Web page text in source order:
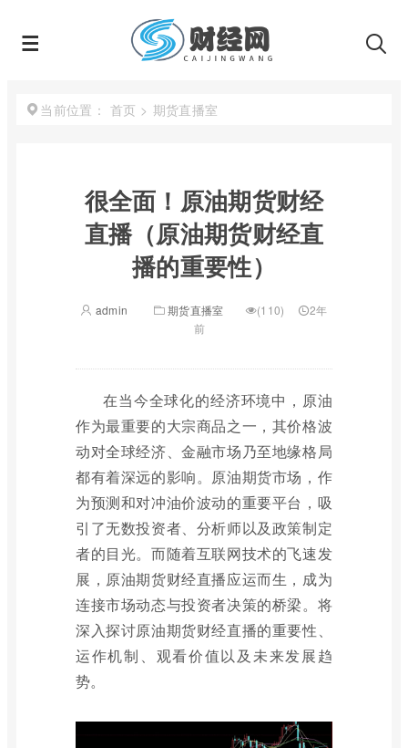
当前位置： 首页 > 期货直播室
很全面！原油期货财经
直播（原油期货财经直
播的重要性）
admin 期货直播室 (110)
2年
前
在当今全球化的经济环境中，原油
作为最重要的大宗商品之一，其价格波
动对全球经济、金融市场乃至地缘格局
都有着深远的影响。原油期货市场，作
为预测和对冲油价波动的重要平台，吸
引了无数投资者、分析师以及政策制定
者的目光。而随着互联网技术的飞速发
展，原油期货财经直播应运而生，成为
连接市场动态与投资者决策的桥梁。将
深入探讨原油期货财经直播的重要性、
运作机制、观看价值以及未来发展趋
势。